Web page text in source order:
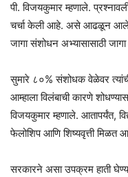
पी. विजयकुमार म्हणाले.
चर्चा केली आहे. असे आढळून आले
जागा संशोधन अभ्यासासाठी
सुमारे ८०% संशोधक वेळेवर
आम्हाला विलंबाची कारणे
विजयकुमार म्हणाले. आतापर्यंत,
फेलोशिप आणि शिष्यवृत्ती मिळत
सरकारने असा उपक्रम हाती